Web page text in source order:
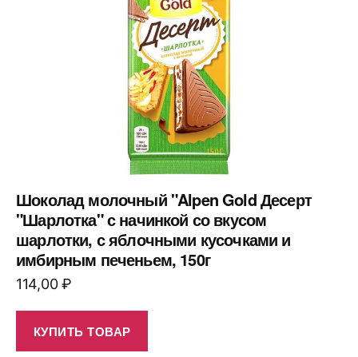
Шоколад молочный "Alpen Gold Десерт
"Шарлотка" с начинкой со вкусом
шарлотки, с яблочными кусочками и
имбирным печеньем, 150г
114,00₽
КУПИТЬ ТОВАР